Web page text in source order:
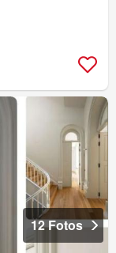
12 Fotos